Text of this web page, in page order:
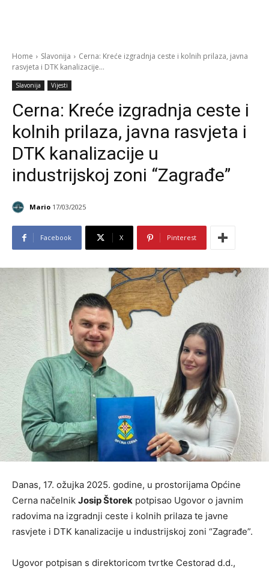
Home Slavonija
Cerna: Kreće izgradnja ceste i kolnih prilaza, javna
rasvjeta i DTK kanalizacije...
Slavonija Vijesti
Cerna: Kreće izgradnja ceste i
kolnih prilaza, javna rasvjeta i
DTK kanalizacije u
industrijskoj zoni “Zagrađe”
Mario 17/03/2025
Facebook X Pinterest
Danas, 17. ožujka 2025. godine, u prostorijama Općine
Cerna načelnik Josip Štorek potpisao Ugovor o javnim
radovima na izgradnji ceste i kolnih prilaza te javne
rasvjete i DTK kanalizacije u industrijskoj zoni “Zagrađe”.
Ugovor potpisan s direktoricom tvrtke Cestorad d.d.,